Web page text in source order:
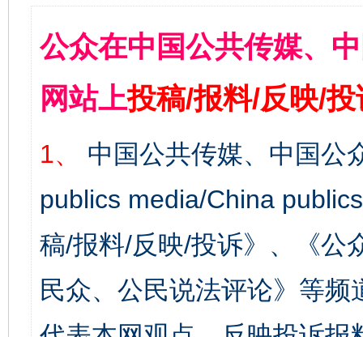
公众在中国公共传媒、
网站上投稿/报料/反映/
1、
中国公共传媒、中国公
publics media/China
稿/报料/反映/投诉》、《公
民众、公民说法评论》等